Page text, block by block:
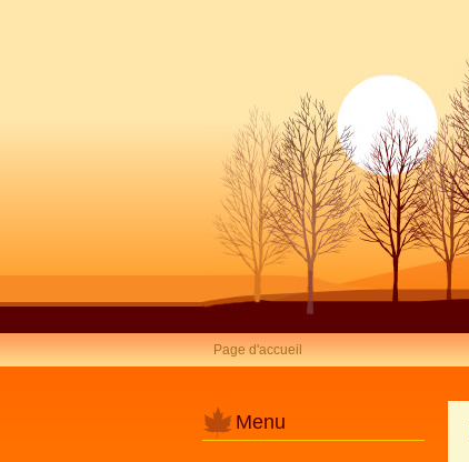
Page d'accueil
Menu